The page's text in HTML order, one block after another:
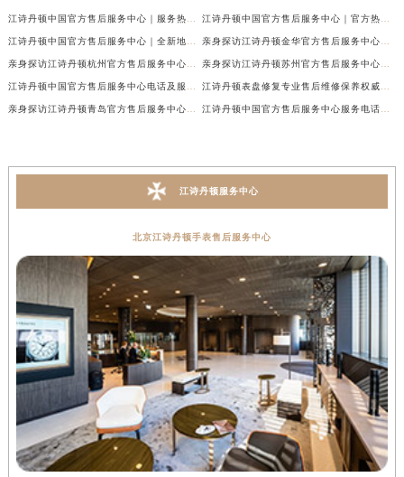
江诗丹顿服务中心
北京江诗丹顿手表售后服务中心